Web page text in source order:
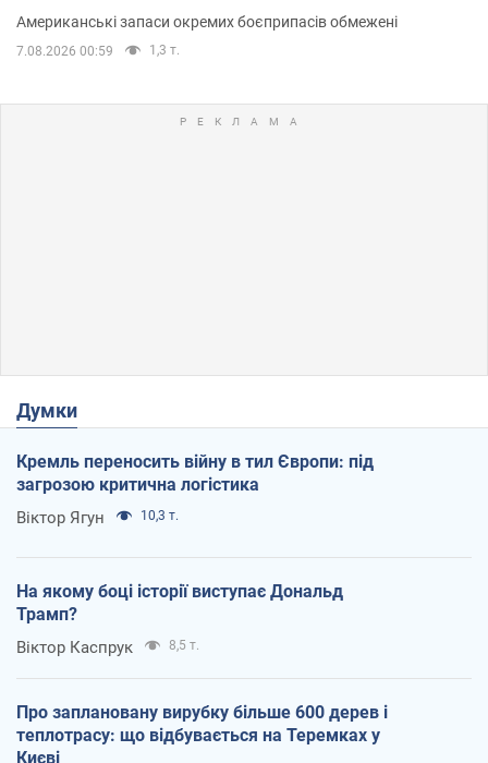
Американські запаси окремих боєприпасів обмежені
7.08.2026 00:59 1,3 т.
Думки
Кремль переносить війну в тил Європи: під
загрозою критична логістика
Віктор Ягун 10,3 т.
На якому боці історії виступає Дональд
Трамп?
Віктор Каспрук 8,5 т.
Про заплановану вирубку більше 600 дерев і
теплотрасу: що відбувається на Теремках у
Києві